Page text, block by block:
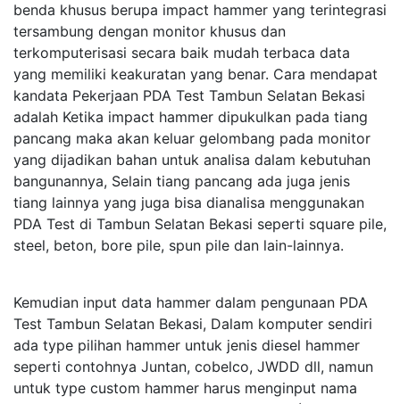
benda khusus berupa impact hammer yang terintegrasi
tersambung dengan monitor khusus dan
terkomputerisasi secara baik mudah terbaca data
yang memiliki keakuratan yang benar. Cara mendapat
kandata Pekerjaan PDA Test Tambun Selatan Bekasi
adalah Ketika impact hammer dipukulkan pada tiang
pancang maka akan keluar gelombang pada monitor
yang dijadikan bahan untuk analisa dalam kebutuhan
bangunannya, Selain tiang pancang ada juga jenis
tiang lainnya yang juga bisa dianalisa menggunakan
PDA Test di Tambun Selatan Bekasi seperti square pile,
steel, beton, bore pile, spun pile dan lain-lainnya.
Kemudian input data hammer dalam pengunaan PDA
Test Tambun Selatan Bekasi, Dalam komputer sendiri
ada type pilihan hammer untuk jenis diesel hammer
seperti contohnya Juntan, cobelco, JWDD dll, namun
untuk type custom hammer harus menginput nama